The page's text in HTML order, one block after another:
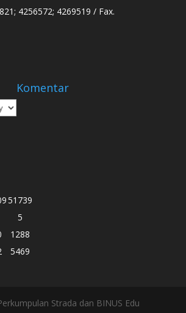
4256572; 4269519 / Fax.
Komentar
51739
5
1288
5469
Strada dan BINUS Edu